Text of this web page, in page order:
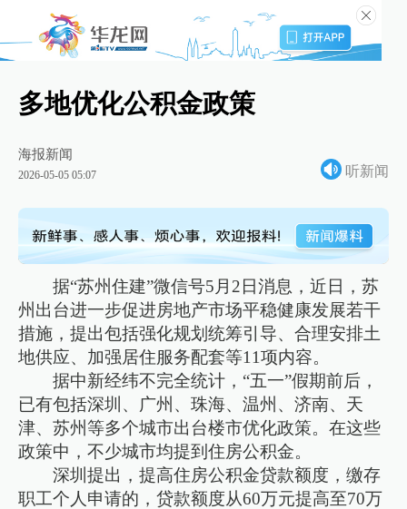
多地优化公积金政策
海报新闻
2026-05-05 05:07 听新闻
据“苏州住建”微信号5月2日消息，近日，苏
州出台进一步促进房地产市场平稳健康发展若干
措施，提出包括强化规划统筹引导、合理安排土
地供应、加强居住服务配套等11项内容。
据中新经纬不完全统计，“五一”假期前后，
已有包括深圳、广州、珠海、温州、济南、天
津、苏州等多个城市出台楼市优化政策。在这些
政策中，不少城市均提到住房公积金。
深圳提出，提高住房公积金贷款额度，缴存
职工个人申请的，贷款额度从60万元提高至70万